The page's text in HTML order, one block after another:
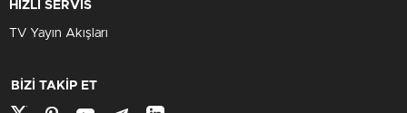
HIZLI SERVİS
TV Yayın Akışları
BİZİ TAKİP ET